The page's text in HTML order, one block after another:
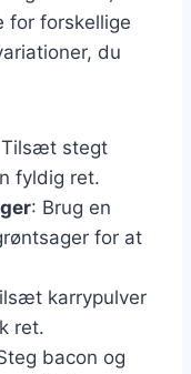
for forskellige
du
stegt
fyldig ret.
: Brug en
for at
karrypulver
ret.
bacon og